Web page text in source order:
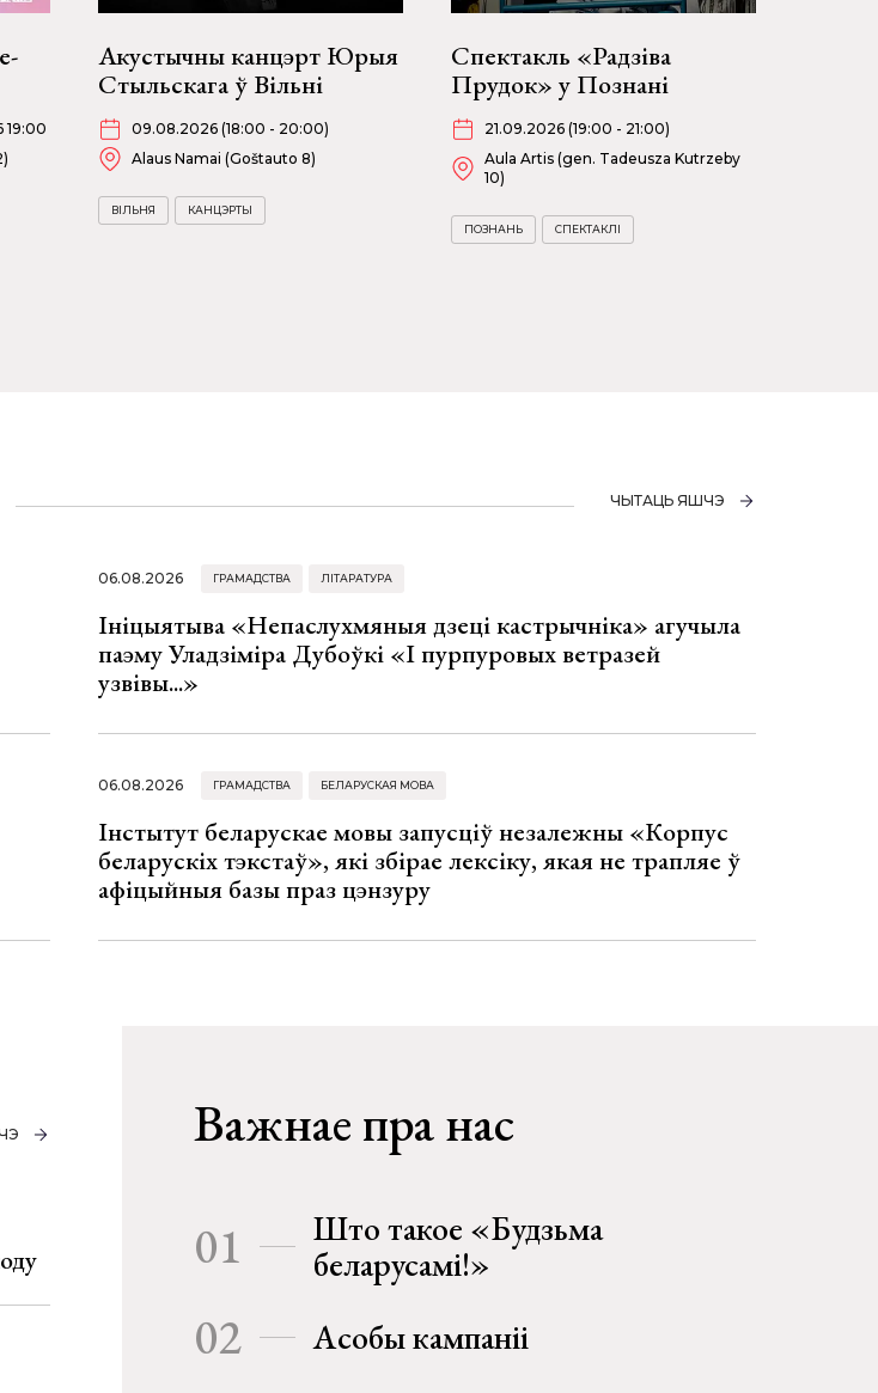
19:00
Акустычны канцэрт Юрыя
Стыльскага ў Вільні
09.08.2026 (18:00 - 20:00)
Alaus Namai (Goštauto 8)
ВІЛЬНЯ КАНЦЭРТЫ
Спектакль «Радзіва
Прудок» у Познані
21.09.2026 (19:00 - 21:00)
Aula Artis (gen. Tadeusza Kutrzeby
10)
ПОЗНАНЬ СПЕКТАКЛІ
ЧЫТАЦЬ ЯШЧЭ
06.08.2026 ГРАМАДСТВА ЛІТАРАТУРА
Ініцыятыва «Непаслухмяныя дзеці кастрычніка» агучыла
паэму Уладзіміра Дубоўкі «І пурпуровых ветразей
узвівы...»
06.08.2026 ГРАМАДСТВА БЕЛАРУСКАЯ МОВА
Інстытут беларускае мовы запусціў незалежны «Корпус
беларускіх тэкстаў», які збірае лексіку, якая не трапляе ў
афіцыйныя базы праз цэнзуру
Важнае пра нас
01
Што такое «Будзьма
беларусамі!»
02 Асобы кампаніі